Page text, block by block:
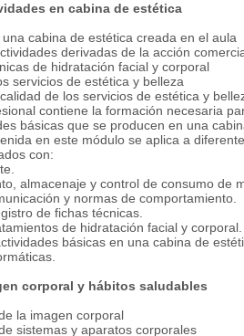
en cabina de estética
cabina de estética creada en el aula
derivadas de la acción
de hidratación facial y corporal
servicios de estética y belleza
de los servicios de estética y
contiene la formación necesaria
básicas que se producen en una
en este módulo se aplica a
con:
almacenaje y control de consumo de
y normas de comportamiento.
de fichas técnicas.
de hidratación facial y corporal.
básicas en una cabina de
corporal y hábitos saludables
la imagen corporal
sistemas y aparatos corporales